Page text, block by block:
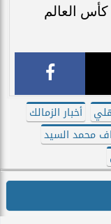
العالم
أخبار الزمالك
محمد السيد